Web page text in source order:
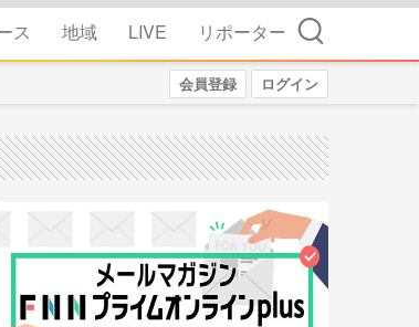
ス 地域 LIVE リポーター 検索
会員登録 ログイン